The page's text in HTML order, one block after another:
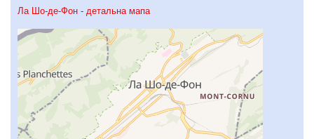
Ла Шо-де-Фон - детальна мапа